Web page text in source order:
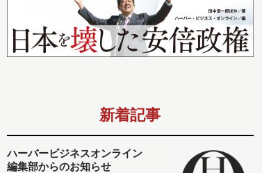
新着記事
ハーバービジネスオンライン
編集部からのお知らせ